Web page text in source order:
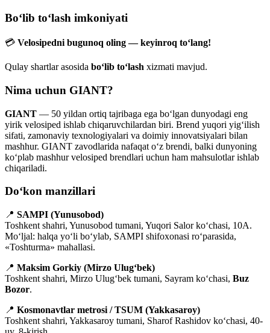
Bo‘lib to‘lash imkoniyati
💳 Velosipedni bugunoq oling — keyinroq to‘lang!
Qulay shartlar asosida bo‘lib to‘lash xizmati mavjud.
Nima uchun GIANT?
GIANT — 50 yildan ortiq tajribaga ega bo‘lgan dunyodagi eng
yirik velosiped ishlab chiqaruvchilardan biri. Brend yuqori yig‘ilish
sifati, zamonaviy texnologiyalari va doimiy innovatsiyalari bilan
mashhur. GIANT zavodlarida nafaqat o‘z brendi, balki dunyoning
ko‘plab mashhur velosiped brendlari uchun ham mahsulotlar ishlab
chiqariladi.
Do‘kon manzillari
📍 SAMPI (Yunusobod)
Toshkent shahri, Yunusobod tumani, Yuqori Salor ko‘chasi, 10A.
Mo‘ljal: halqa yo‘li bo‘ylab, SAMPI shifoxonasi ro‘parasida,
«Toshturma» mahallasi.
📍 Maksim Gorkiy (Mirzo Ulug‘bek)
Toshkent shahri, Mirzo Ulug‘bek tumani, Sayram ko‘chasi, Buz
Bozor.
📍 Kosmonavtlar metrosi / TSUM (Yakkasaroy)
Toshkent shahri, Yakkasaroy tumani, Sharof Rashidov ko‘chasi, 40-